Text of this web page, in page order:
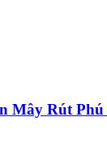
Mây Rút